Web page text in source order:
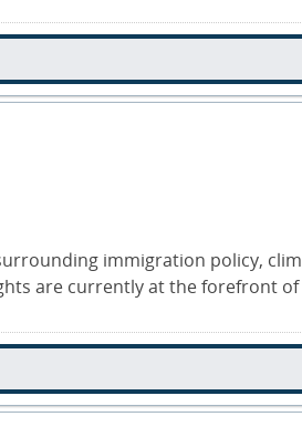
immigration policy,
are currently at the forefront